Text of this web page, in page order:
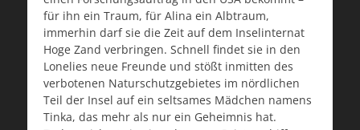
für ihn ein Traum, für Alina ein Albtraum,
immerhin darf sie die Zeit auf dem Inselinternat
Hoge Zand verbringen. Schnell findet sie in den
Lonelies neue Freunde und stößt inmitten des
verbotenen Naturschutzgebietes im nördlichen
Teil der Insel auf ein seltsames Mädchen namens
Tinka, das mehr als nur ein Geheimnis hat.